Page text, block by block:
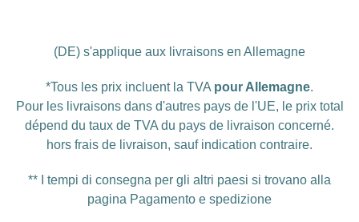
(DE) s'applique aux livraisons en Allemagne
*Tous les prix incluent la TVA pour Allemagne.
Pour les livraisons dans d'autres pays de l'UE, le prix total
dépend du taux de TVA du pays de livraison concerné.
hors frais de livraison, sauf indication contraire.
** I tempi di consegna per gli altri paesi si trovano alla
pagina Pagamento e spedizione